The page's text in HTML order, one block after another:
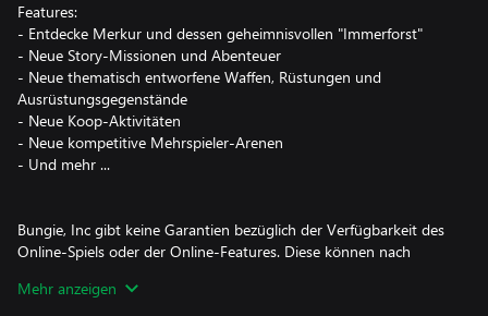
Features:
- Entdecke Merkur und dessen geheimnisvollen "Immerforst"
- Neue Story-Missionen und Abenteuer
- Neue thematisch entworfene Waffen, Rüstungen und
Ausrüstungsgegenstände
- Neue Koop-Aktivitäten
- Neue kompetitive Mehrspieler-Arenen
- Und mehr ...
Bungie, Inc gibt keine Garantien bezüglich der Verfügbarkeit des
Online-Spiels oder der Online-Features. Diese können nach
oder eingestellt werden. Mit Verwendung der Software
Mehr anzeigen